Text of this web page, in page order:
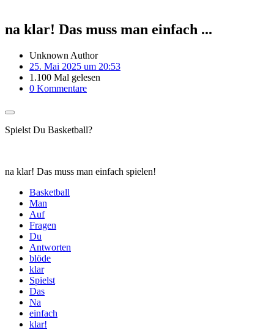
na klar! Das muss man einfach ...
Unknown Author
25. Mai 2025 um 20:53
1.100 Mal gelesen
0 Kommentare
Spielst Du Basketball?
na klar! Das muss man einfach spielen!
Basketball
Man
Auf
Fragen
Du
Antworten
blöde
klar
Spielst
Das
Na
einfach
klar!